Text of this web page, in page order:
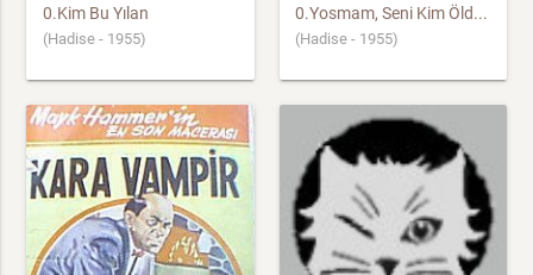
0.Kim Bu Yılan
(Hadise - 1955)
0.Yosmam, Seni Kim Öld...
(Hadise - 1955)